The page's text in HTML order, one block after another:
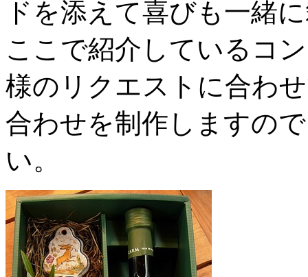
ドを添えて喜びも一緒
ここで紹介しているコ
様のリクエストに合わ
合わせを制作しますの
い。